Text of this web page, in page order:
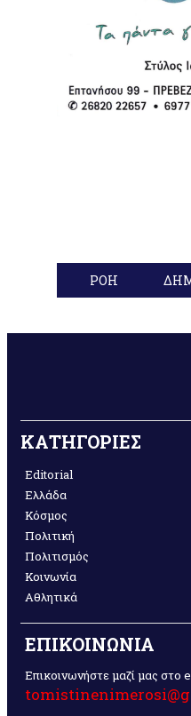
ΡΟΗ
ΚΑΤΗΓΟΡΙΕΣ
Editorial
Ελλάδα
Κόσμος
Πολιτική
Πολιτισμός
Κοινωνία
Αθλητικά
ΕΠΙΚΟΙΝΩΝΙΑ
Επικοινωνήστε μαζί μας στο